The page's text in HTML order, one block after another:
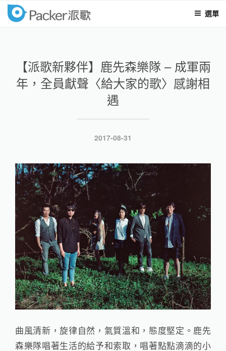
選單
packer
【派歌新夥伴】鹿先森樂隊 – 成軍兩
年，全員獻聲〈給大家的歌〉感謝相
遇
發
於
2017-08-31
曲風清新，旋律自然，氣質溫和，態度堅定。鹿先
森樂隊唱著生活的給予和索取，唱著點點滴滴的小